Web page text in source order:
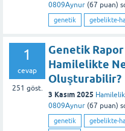
0809Aynur (67 puan)
genetik gebelikte-
1
cevap
251 göst.
Genetik
Hamilelikte
Oluşturabilir?
3 Kasım 2025
0809Aynur (67 puan)
genetik gebelikte-